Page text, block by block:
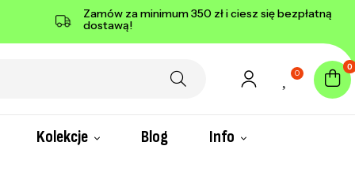
Zamów za minimum 350 zł i ciesz się bezpłatną
dostawą!
0
0
Kolekcje Blog Info